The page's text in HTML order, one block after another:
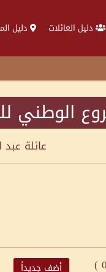
دليل العائلات دليل
الوطني
عائلة عبد
0
) أضف جديداً